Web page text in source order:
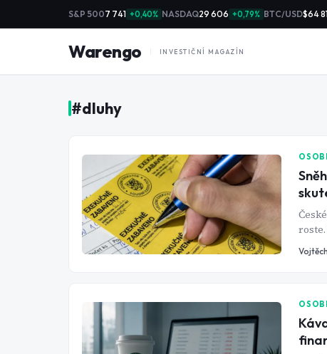
S&P 5007 741 +0,40% NASDAQ29 606 +0,79% BTC/USD$64
Warengo INVESTIČNÍ MAGAZÍN
#dluhy